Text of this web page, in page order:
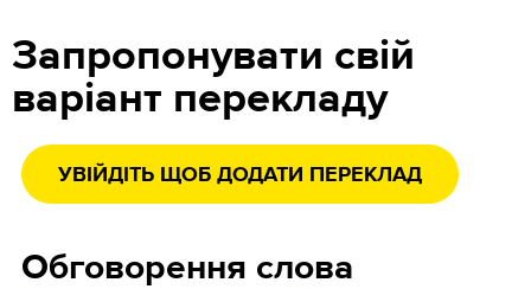
Запропонувати свій
варіант перекладу
УВІЙДІТЬ ЩОБ ДОДАТИ ПЕРЕКЛАД
Обговорення слова